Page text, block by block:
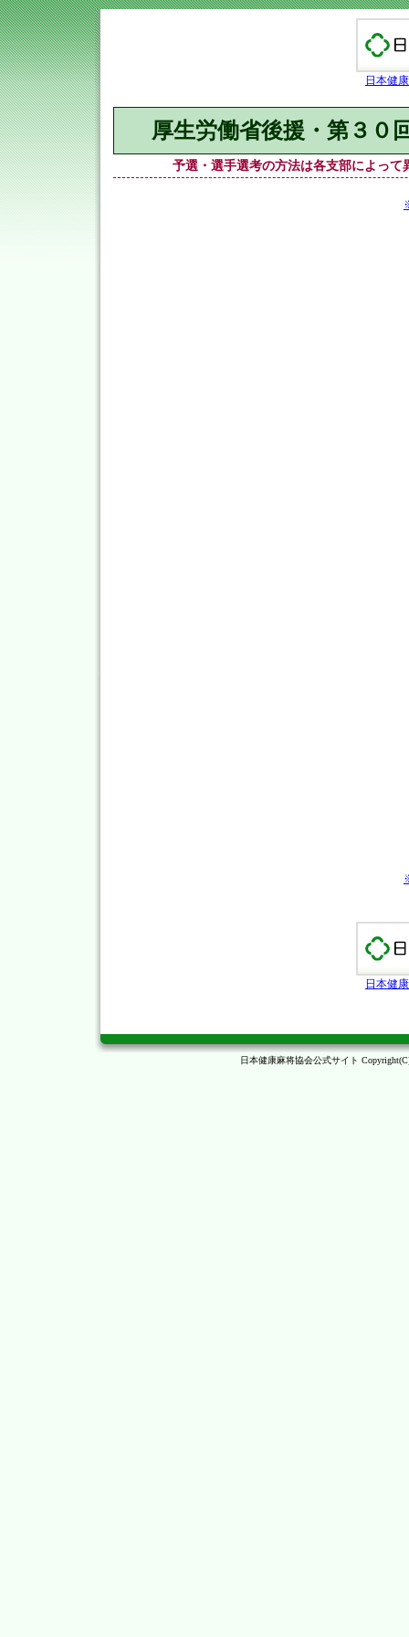
日本健
厚生労働省後援・第３０
予選・選手選考の方法は各支部によっ
日本健
日本健康麻将協会公式サイト